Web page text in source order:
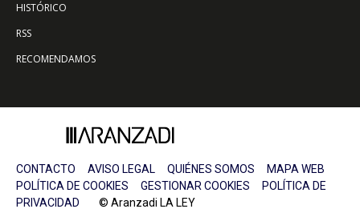
HISTÓRICO
RSS
RECOMENDAMOS
CONTACTO AVISO LEGAL QUIÉNES SOMOS
MAPA WEB
POLÍTICA DE COOKIES
GESTIONAR COOKIES
POLÍTICA DE
PRIVACIDAD © Aranzadi LA LEY